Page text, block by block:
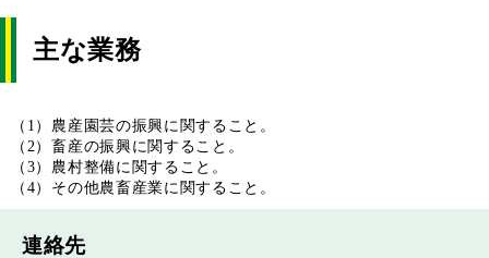
主な業務
（1）農産園芸の振興に関すること。
（2）畜産の振興に関すること。
（3）農村整備に関すること。
（4）その他農畜産業に関すること。
連絡先